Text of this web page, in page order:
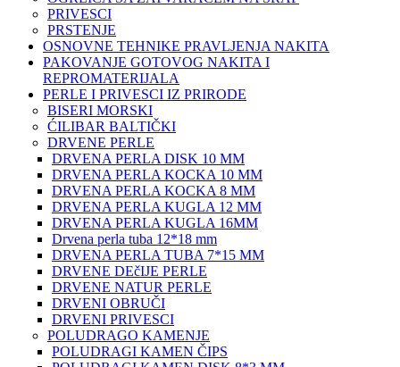
PRIVESCI
PRSTENJE
OSNOVNE TEHNIKE PRAVLJENJA NAKITA
PAKOVANJE GOTOVOG NAKITA I
REPROMATERIJALA
PERLE I PRIVESCI IZ PRIRODE
BISERI MORSKI
ĆILIBAR BALTIČKI
DRVENE PERLE
DRVENA PERLA DISK 10 MM
DRVENA PERLA KOCKA 10 MM
DRVENA PERLA KOCKA 8 MM
DRVENA PERLA KUGLA 12 MM
DRVENA PERLA KUGLA 16MM
Drvena perla tuba 12*18 mm
DRVENA PERLA TUBA 7*15 MM
DRVENE DEčIJE PERLE
DRVENE NATUR PERLE
DRVENI OBRUČI
DRVENI PRIVESCI
POLUDRAGO KAMENJE
POLUDRAGI KAMEN ČIPS